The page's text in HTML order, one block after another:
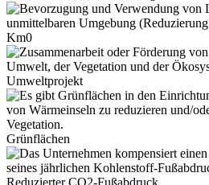
Km0
Umweltprojekt
Grünflächen